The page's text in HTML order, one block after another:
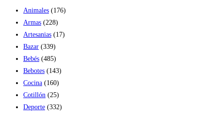
Animales (176)
Armas (228)
Artesanias (17)
Bazar (339)
Bebés (485)
Bebotes (143)
Cocina (160)
Cotillón (25)
Deporte (332)